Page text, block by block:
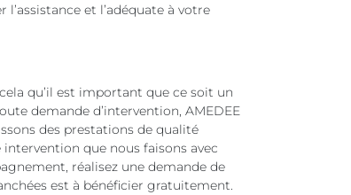
et l’adéquate à votre
qu’il est important que ce soit un
demande d’intervention, AMEDEE
des prestations de qualité
intervention que nous faisons avec
réalisez une demande de
est à bénéficier gratuitement.